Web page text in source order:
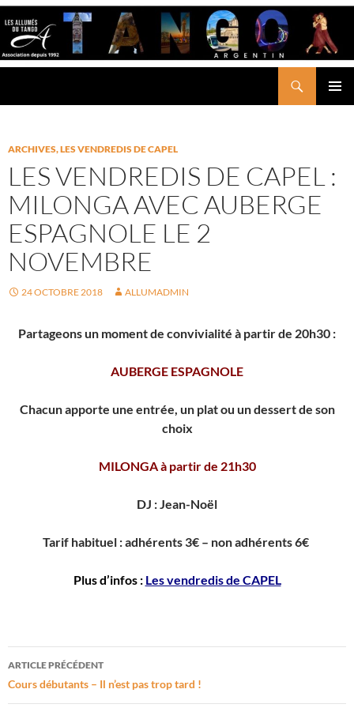
Aller
au
contenu
ARCHIVES,LES VENDREDIS DE CAPEL
LES VENDREDIS DE CAPEL :
MILONGA AVEC AUBERGE
ESPAGNOLE LE 2
NOVEMBRE
24 OCTOBRE 2018 ALLUMADMIN
Partageons un moment de convivialité à partir de 20h30 :
AUBERGE ESPAGNOLE
Chacun apporte une entrée, un plat ou un dessert de son
choix
MILONGA à partir de 21h30
DJ : Jean-Noël
Tarif habituel : adhérents 3€ – non adhérents 6€
Plus d’infos : Les vendredis de CAPEL
Navigation
des
ARTICLE PRÉCÉDENT
Cours débutants – Il n’est pas trop tard !